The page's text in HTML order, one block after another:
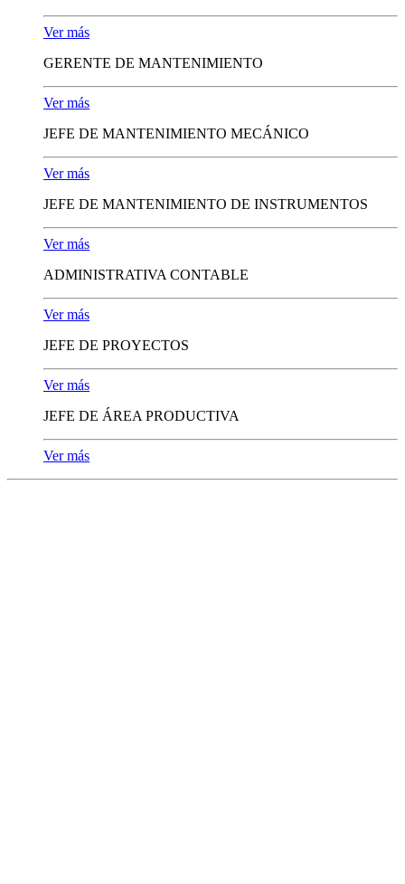
Ver más
GERENTE DE MANTENIMIENTO
Ver más
JEFE DE MANTENIMIENTO MECÁNICO
Ver más
JEFE DE MANTENIMIENTO DE INSTRUMENTOS
Ver más
ADMINISTRATIVA CONTABLE
Ver más
JEFE DE PROYECTOS
Ver más
JEFE DE ÁREA PRODUCTIVA
Ver más